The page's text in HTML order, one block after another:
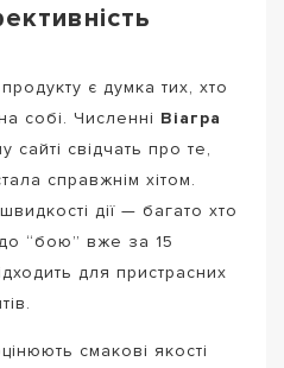
є думка тих, хто
собі. Численні Віагра
сайті свідчать про те,
справжнім хітом.
дії — багато хто
“бою” вже за 15
для пристрасних
смакові якості